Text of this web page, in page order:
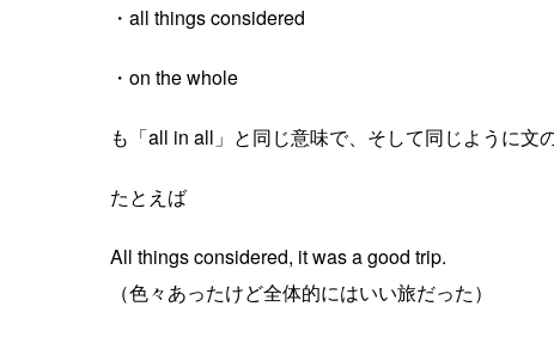
・all things considered
・on the whole
も「all in all」と同じ意味で、そして同じように文
たとえば
All things considered, it was a good trip.
（色々あったけど全体的にはいい旅だった）